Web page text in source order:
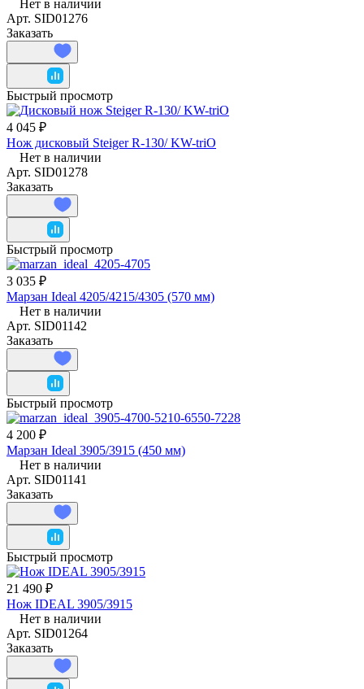
Нет в наличии
Арт. SID01276
Заказать
Быстрый просмотр
4 045 ₽
Нож дисковый Steiger R-130/ KW-triO
Нет в наличии
Арт. SID01278
Заказать
Быстрый просмотр
3 035 ₽
Марзан Ideal 4205/4215/4305 (570 мм)
Нет в наличии
Арт. SID01142
Заказать
Быстрый просмотр
4 200 ₽
Марзан Ideal 3905/3915 (450 мм)
Нет в наличии
Арт. SID01141
Заказать
Быстрый просмотр
21 490 ₽
Нож IDEAL 3905/3915
Нет в наличии
Арт. SID01264
Заказать